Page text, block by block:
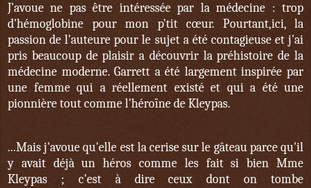
J'avoue ne pas être intéressée par la médecine : trop
d'hémoglobine pour mon p'tit cœur. Pourtant,ici, la
passion de l'auteure pour le sujet a été contagieuse et j'ai
pris beaucoup de plaisir a découvrir la préhistoire de la
médecine moderne. Garrett a été largement inspirée par
une femme qui a réellement existé et qui a été une
pionnière tout comme l'héroïne de Kleypas.
...Mais j'avoue qu'elle est la cerise sur le gâteau parce qu'il
y avait déjà un héros comme les fait si bien Mme
Kleypas ; c'est à dire ceux dont on tombe